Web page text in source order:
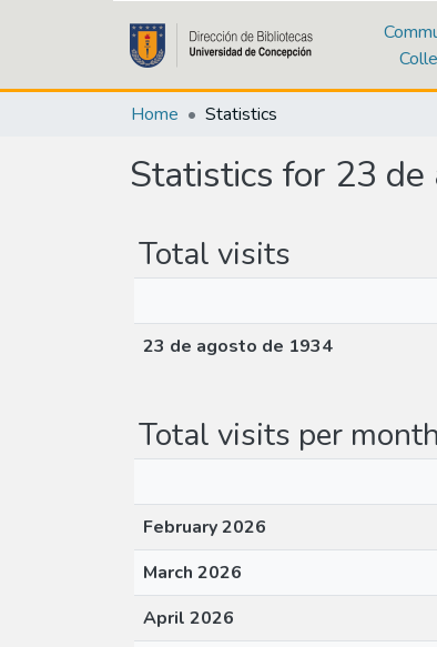
Home Statistics
Statistics for 23
Total visits
23 de agosto de 1934
Total visits per month
February 2026
March 2026
April 2026